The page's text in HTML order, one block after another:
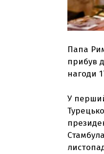
Папа
прибув
нагоди
У